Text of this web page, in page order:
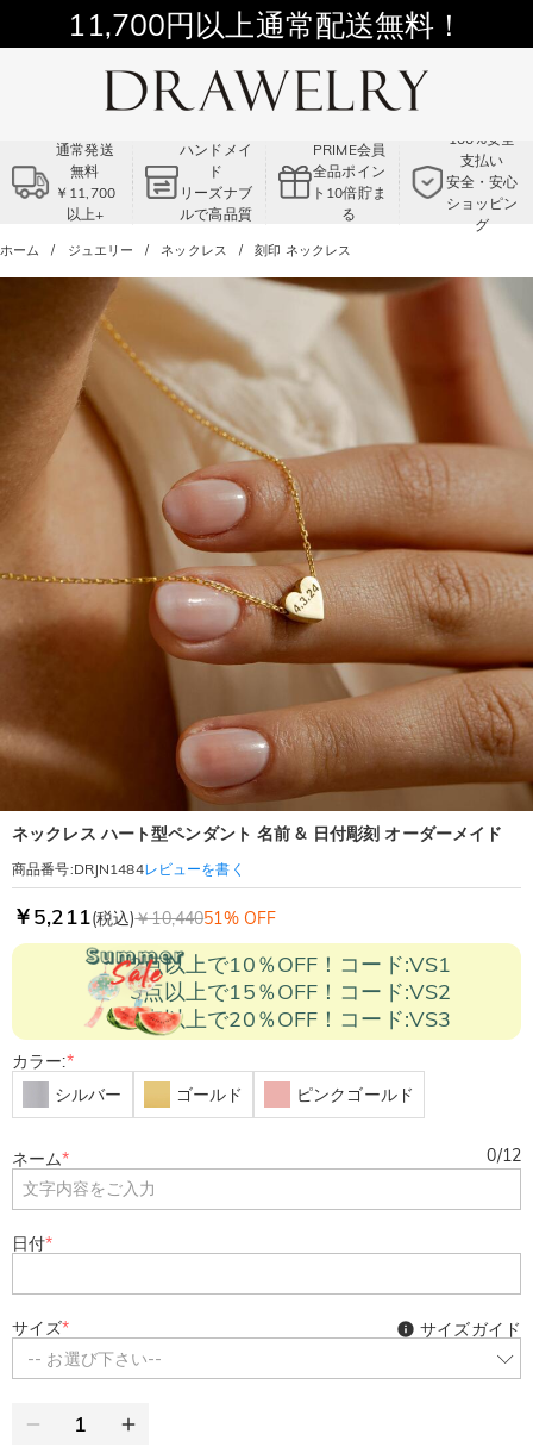
11,700円以上通常配送無料！
Summer Sale!! |3点以上で15％OFF！
コード:VS2
通常発送
無料
￥11,700
以上+
ハンドメイ
ド
リーズナブ
ルで高品質
PRIME会員
全品ポイン
ト10倍貯ま
る
100%安全
支払い
安全・安心
ショッピン
グ
ホーム ジュエリー ネックレス 刻印 ネックレス
ネックレス ハート型ペンダント 名前 & 日付彫刻 オーダーメイド
商品番号:DRJN1484レビューを書く
￥5,211(税込)￥10,44051% OFF
2点以上で10％OFF！コード:VS1
3点以上で15％OFF！コード:VS2
5点以上で20％OFF！コード:VS3
カラー:*
シルバー
ゴールド ピンクゴールド
ネーム* 0/12
日付*
サイズ*
-- お選び下さい--
サイズガイド